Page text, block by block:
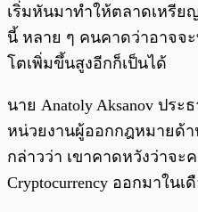
เริ่มหันมาทำให้ตลาดเหรี
นี้ หลาย ๆ คนคาดว่าอาจจ
โตเพิ่มขึ้นสูงอีกก็เป็นได้
นาย Anatoly Aksanov ประ
หน่วยงานผู้ออกกฎหมายด้า
กล่าวว่า เขาคาดหวังว่าจ
Cryptocurrency ออกมาใน